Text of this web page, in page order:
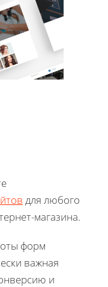
для любого
магазина.
форм
важная
и